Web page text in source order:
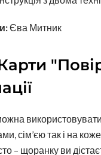
Єва Митник
використовувати
сім’єю так і на
– щоранку ви